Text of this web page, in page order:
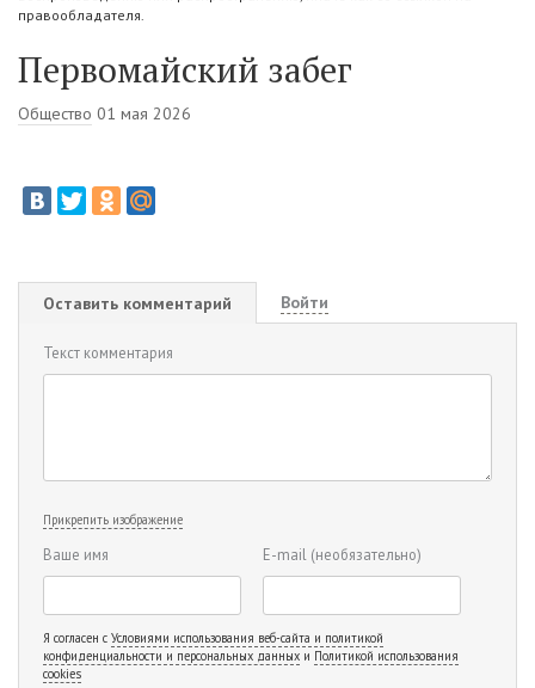
правообладателя.
Первомайский забег
Общество 01 мая 2026
Оставить комментарий Войти
Текст комментария
Прикрепить изображение
Ваше имя E-mail (необязательно)
Я согласен с Условиями использования веб-сайта и политикой
конфиденциальности и персональных данных и Политикой использования
cookies